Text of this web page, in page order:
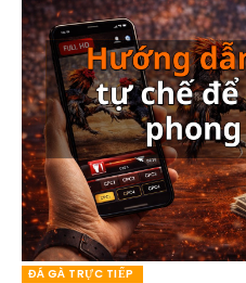
ĐÁ GÀ TRỰC TIẾP